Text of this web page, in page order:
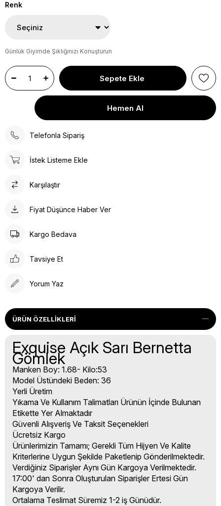
Renk
Günlük Giyimde Şıklığınızı Konuşturun
Telefonla Sipariş
İstek Listeme Ekle
Karşılaştır
Fiyat Düşünce Haber Ver
Kargo Bedava
Tavsiye Et
Yorum Yaz
ÜRÜN ÖZELLIKLERI
Exquise Açık Sarı Bernetta
Gömlek
Manken Boy: 1.68- Kilo:53
Model Üstündeki Beden: 36
Yerli Üretim
Yıkama Ve Kullanım Talimatları Ürünün İçinde Bulunan
Etikette Yer Almaktadır
Güvenli Alışveriş Ve Taksit Seçenekleri
Ücretsiz Kargo
Ürünlerimizin Tamamı; Gerekli Tüm Hijyen Ve Kalite
Kriterlerine Uygun Şekilde Paketlenip Gönderilmektedir.
Verdiğiniz Siparişler Aynı Gün Kargoya Verilmektedir.
17:00' dan Sonra Oluşturulan Siparişler Ertesi Gün
Kargoya Verilir.
Ortalama Teslimat Süremiz 1-2 iş Günüdür.